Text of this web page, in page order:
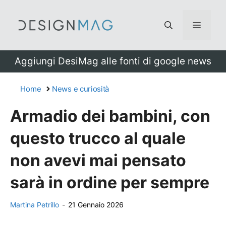
Menu
Aggiungi DesiMag alle fonti di google news
Home News e curiosità
Armadio dei bambini, con
questo trucco al quale
non avevi mai pensato
sarà in ordine per sempre
Martina Petrillo - 21 Gennaio 2026